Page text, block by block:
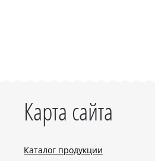
Карта сайта
Каталог продукции